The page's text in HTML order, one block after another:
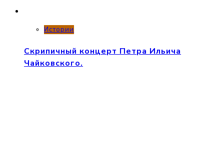
Истории
Скрипичный концерт Петра Ильича
Чайковского.